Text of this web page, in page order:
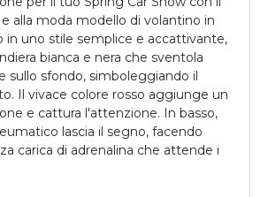
alla moda modello di volantino in
in uno stile semplice e accattivante,
bianca e nera che sventola
sullo sfondo, simboleggiando il
Il vivace colore rosso aggiunge un
e cattura l'attenzione. In basso,
lascia il segno, facendo
carica di adrenalina che attende i